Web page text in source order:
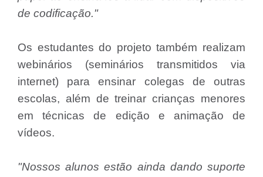
de codificação."
Os estudantes do projeto também realizam
webinários (seminários transmitidos via
internet) para ensinar colegas de outras
escolas, além de treinar crianças menores
em técnicas de edição e animação de
vídeos.
"Nossos alunos estão ainda dando suporte